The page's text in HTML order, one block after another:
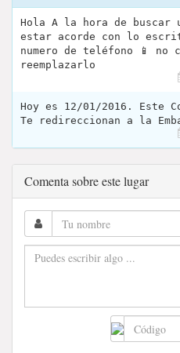
Hola A la hora de buscar
estar acorde con lo
numero de teléfono 📱 no
reemplazarlo
Hoy es 12/01/2016. Este
Te redireccionan a la
Comenta sobre este lugar